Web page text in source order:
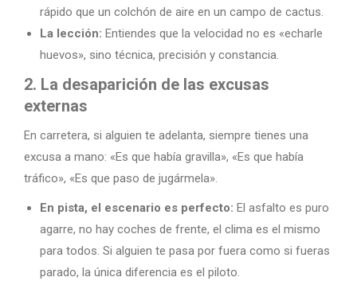
rápido que un colchón de aire en un campo de cactus.
La lección: Entiendes que la velocidad no es «echarle
huevos», sino técnica, precisión y constancia.
2. La desaparición de las excusas
externas
En carretera, si alguien te adelanta, siempre tienes una
excusa a mano: «Es que había gravilla», «Es que había
tráfico», «Es que paso de jugármela».
En pista, el escenario es perfecto: El asfalto es puro
agarre, no hay coches de frente, el clima es el mismo
para todos. Si alguien te pasa por fuera como si fueras
parado, la única diferencia es el piloto.